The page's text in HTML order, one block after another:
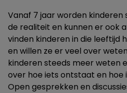
Vanaf 7 jaar worden kinderen
de realiteit en kunnen er ook
vinden kinderen in die leeftijd
en willen ze er veel over
kinderen steeds meer weten
over hoe iets ontstaat en hoe
Open gesprekken en